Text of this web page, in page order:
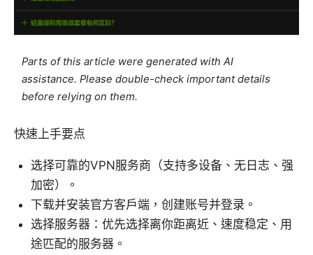
Parts of this article were generated with AI
assistance. Please double-check important details
before relying on them.
快速上手要点
选择可靠的VPN服务商（支持多设备、无日志、强
加密）。
下载并安装官方客户端，创建账号并登录。
选择服务器：优先选择离你距离近、速度稳定、用
途匹配的服务器。